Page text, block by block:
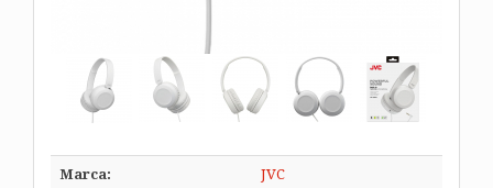
Marca: JVC